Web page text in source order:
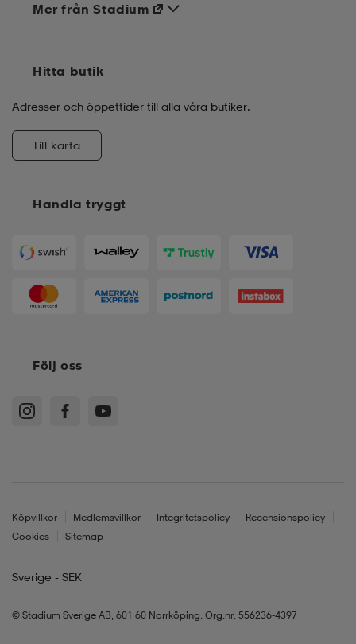
Handla tryggt
Mer från Stadium
Hitta butik
Adresser och öppettider till alla våra butiker.
Till karta
Följ oss
Köpvillkor Medlemsvillkor Integritetspolicy
Recensionspolicy
Cookies
Sitemap
Sverige - SEK
© Stadium Sverige AB, 601 60 Norrköping. Org.nr. 556236-4397